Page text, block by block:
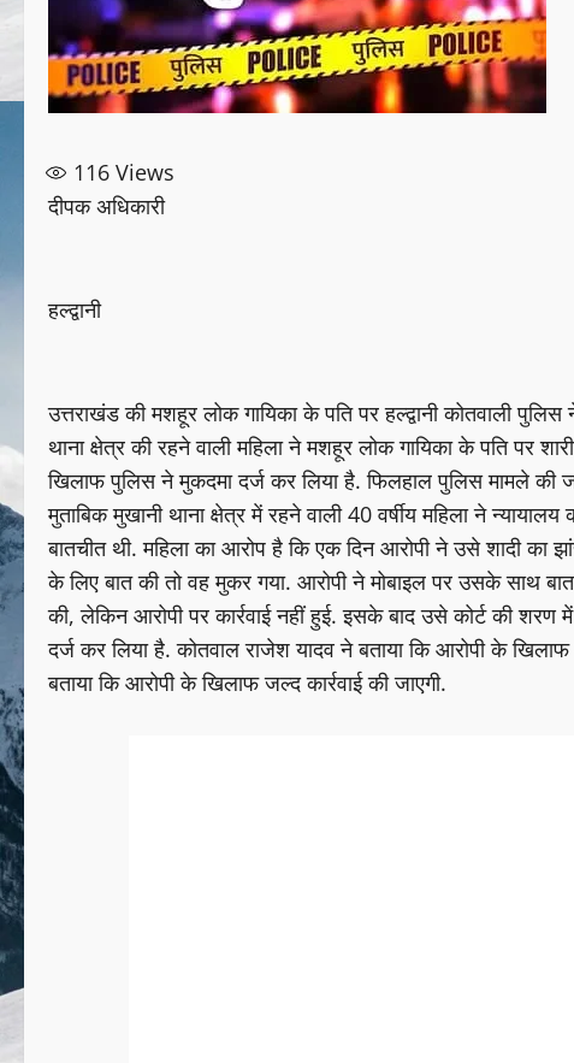
116 Views
दीपक अधिकारी
हल्द्वानी
उत्तराखंड की मशहूर लोक गायिका के पति पर हल्द्वानी कोतवाली
थाना क्षेत्र की रहने वाली महिला ने मशहूर लोक गायिका के पति पर
खिलाफ पुलिस ने मुकदमा दर्ज कर लिया है. फिलहाल पुलिस मामले
मुताबिक मुखानी थाना क्षेत्र में रहने वाली 40 वर्षीय महिला ने
बातचीत थी. महिला का आरोप है कि एक दिन आरोपी ने उसे शादी का
के लिए बात की तो वह मुकर गया. आरोपी ने मोबाइल पर उसके साथ
की, लेकिन आरोपी पर कार्रवाई नहीं हुई. इसके बाद उसे कोर्ट की
दर्ज कर लिया है. कोतवाल राजेश यादव ने बताया कि आरोपी के
बताया कि आरोपी के खिलाफ जल्द कार्रवाई की जाएगी.